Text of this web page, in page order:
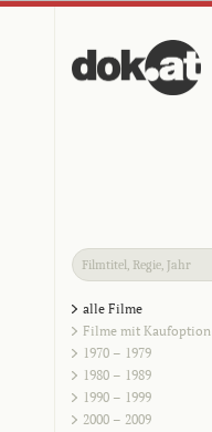
alle Filme
Filme mit Kaufoption
1970 – 1979
1980 – 1989
1990 – 1999
2000 – 2009